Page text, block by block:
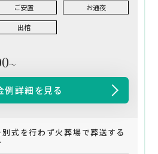
ご安置 お通夜
出棺
～
例詳細を見る
別式を行わず火葬場で葬送する